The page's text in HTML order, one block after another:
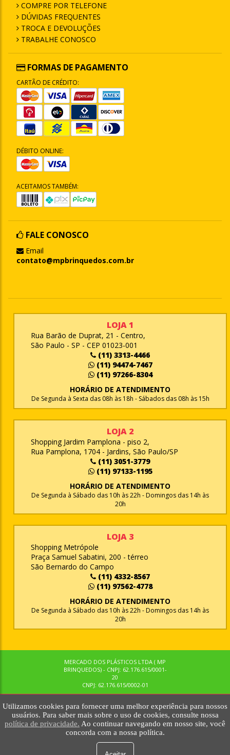
Utilizamos cookies para fornecer uma melhor experiência para nossos
usuários. Para saber mais sobre o uso de cookies, consulte nossa
política de privacidade. Ao continuar navegando em nosso site, você
concorda com a nossa política.
COMPRE POR TELEFONE
DÚVIDAS FREQUENTES
TROCA E DEVOLUÇÕES
TRABALHE CONOSCO
FORMAS DE PAGAMENTO
CARTÃO DE CRÉDITO:
DÉBITO ONLINE:
ACEITAMOS TAMBÉM:
FALE CONOSCO
Email
contato@mpbrinquedos.com.br
LOJA 1
Rua Barão de Duprat, 21 - Centro,
São Paulo - SP - CEP 01023-001
(11) 3313-4466
(11) 94474-7467
(11) 97266-8304
HORÁRIO DE ATENDIMENTO
De Segunda à Sexta das 08h às 18h - Sábados das 08h às 15h
LOJA 2
Shopping Jardim Pamplona - piso 2,
Rua Pamplona, 1704 - Jardins, São Paulo/SP
(11) 3051-3779
(11) 97133-1195
HORÁRIO DE ATENDIMENTO
De Segunda à Sábado das 10h às 22h - Domingos das 14h às
20h
LOJA 3
Shopping Metrópole
Praça Samuel Sabatini, 200 - térreo
São Bernardo do Campo
(11) 4332-8567
(11) 97562-4778
HORÁRIO DE ATENDIMENTO
De Segunda à Sábado das 10h às 22h - Domingos das 14h às
20h
MERCADO DOS PLÁSTICOS LTDA ( MP
BRINQUEDOS) - CNPJ: 62.176.615/0001-
20
CNPJ: 62.176.615/0002-01
© MPBRINQUEDOS. TODOS OS DIREITOS RESERVADOS. MKTNOW